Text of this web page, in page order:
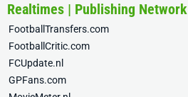
Realtimes | Publishing Network
FootballTransfers.com
FootballCritic.com
FCUpdate.nl
GPFans.com